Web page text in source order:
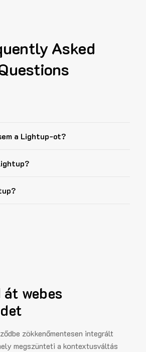
Asked
a Lightup-ot?
webes
zökkenőmentesen integrált
megszünteti a kontextusváltás